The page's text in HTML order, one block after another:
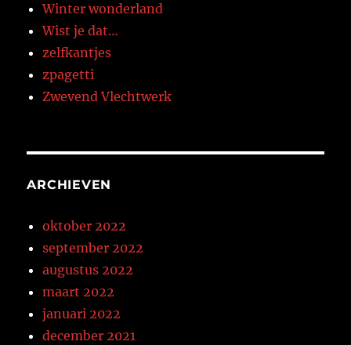
Winter wonderland
Wist je dat…
zelfkantjes
zpagetti
Zwevend Vlechtwerk
ARCHIEVEN
oktober 2022
september 2022
augustus 2022
maart 2022
januari 2022
december 2021